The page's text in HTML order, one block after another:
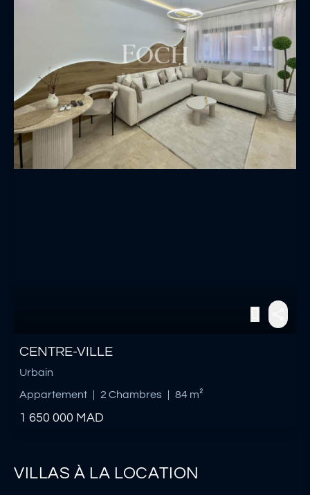
CENTRE-VILLE
Urbain
Appartement
2 Chambres 84 m²
1 650 000 MAD
VILLAS À LA LOCATION